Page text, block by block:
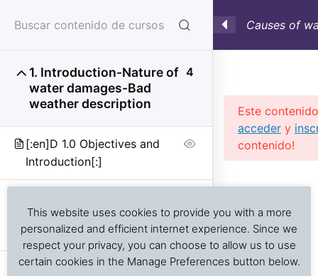
Previous Slide
◀︎
alimentos frescos, procesados y productos sensibles
a la temperatura
Causes of
1. Introduction-Nature of
water damages-Bad
weather description
4
[:en]D 1.0 Objectives and
Introduction[:]
damage-Bad weather
description[:]
[:en]D Audiovisual: Beaufort
Este
acceder y
contenido!
This website uses cookies to provide you with a more
personalized and efficient internet experience. Since we
respect your privacy, you can choose to allow us to use
certain cookies in the Manage Preferences button below.